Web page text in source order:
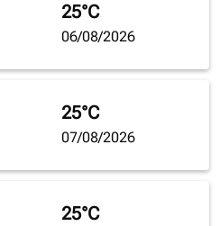
25°C
06/08/2026
25°C
07/08/2026
25°C